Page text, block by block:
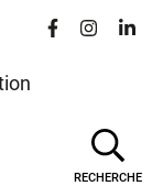
d'accessibilité
Lien vers le
Lien vers
Lien
RECHERCHE